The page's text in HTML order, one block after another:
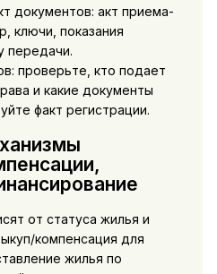
документов: акт приема-
ключи, показания
передачи.
проверьте, кто подает
и какие документы
факт регистрации.
от статуса жилья и
компенсация для
жилья по